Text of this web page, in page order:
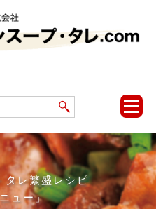
toggle
タレ繁盛レシピ
ュー」